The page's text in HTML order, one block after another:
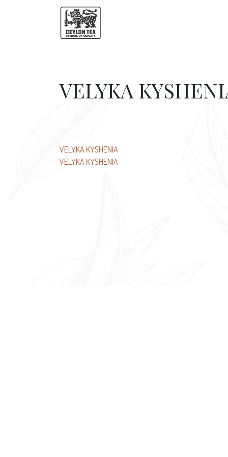
VELYKA
文
章
VELYKA KYSHENIA
VELYKA KYSHENIA